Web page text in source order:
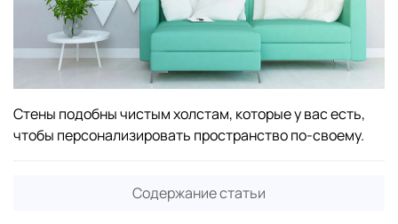
Стены подобны чистым холстам, которые у вас есть,
чтобы персонализировать пространство по-своему.
Содержание статьи